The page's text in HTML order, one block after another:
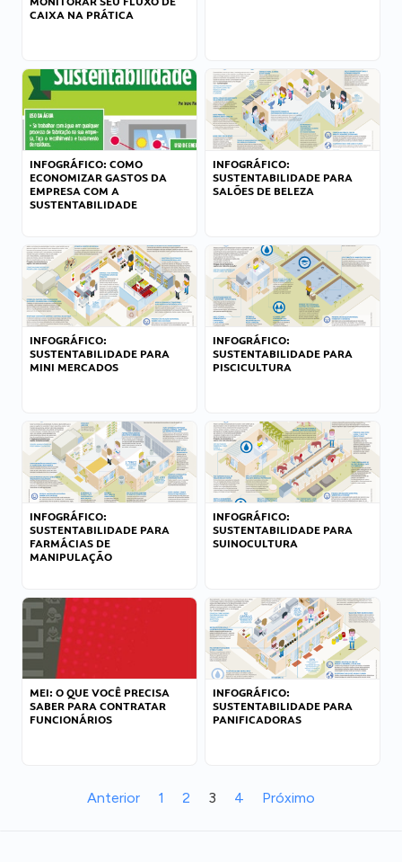
CAIXA NA PRÁTICA
INFOGRÁFICO: COMO
ECONOMIZAR GASTOS DA
EMPRESA COM A
SUSTENTABILIDADE
INFOGRÁFICO:
SUSTENTABILIDADE PARA
SALÕES DE BELEZA
INFOGRÁFICO:
SUSTENTABILIDADE PARA
MINI MERCADOS
INFOGRÁFICO:
SUSTENTABILIDADE PARA
PISCICULTURA
INFOGRÁFICO:
SUSTENTABILIDADE PARA
FARMÁCIAS DE
MANIPULAÇÃO
INFOGRÁFICO:
SUSTENTABILIDADE PARA
SUINOCULTURA
MEI: O QUE VOCÊ PRECISA
SABER PARA CONTRATAR
FUNCIONÁRIOS
INFOGRÁFICO:
SUSTENTABILIDADE PARA
PANIFICADORAS
Anterior 1 2 3 4 Próximo